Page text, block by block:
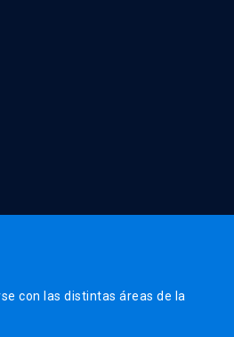
con las distintas áreas de la